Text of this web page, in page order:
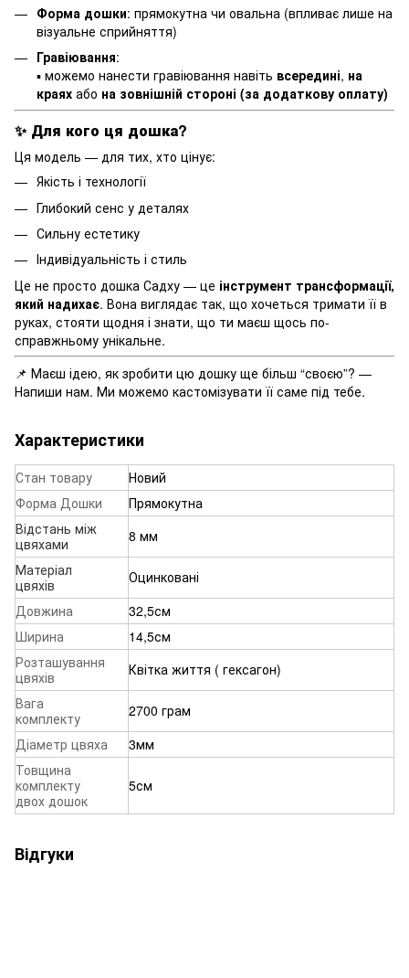
Форма дошки: прямокутна чи овальна (впливає лише на
візуальне сприйняття)
Гравіювання:
▪ можемо нанести гравіювання навіть всередині, на
краях або на зовнішній стороні (за додаткову оплату)
✨ Для кого ця дошка?
Ця модель — для тих, хто цінує:
Якість і технології
Глибокий сенс у деталях
Сильну естетику
Індивідуальність і стиль
Це не просто дошка Садху — це інструмент трансформації,
який надихає. Вона виглядає так, що хочеться тримати її в
руках, стояти щодня і знати, що ти маєш щось по-
справжньому унікальне.
📌 Маєш ідею, як зробити цю дошку ще більш “своєю”? —
Напиши нам. Ми можемо кастомізувати її саме під тебе.
Характеристики
Стан товару
Новий
Форма Дошки
Прямокутна
Відстань між
цвяхами
8 мм
Матеріал
цвяхів
Оцинковані
Довжина
32,5см
Ширина
14,5см
Розташування
цвяхів
Квітка життя ( гексагон)
Вага
комплекту
2700 грам
Діаметр цвяха
3мм
Товщина
комплекту
двох дошок
5см
Відгуки